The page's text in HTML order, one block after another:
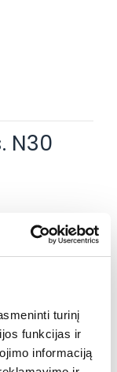
turinį
funkcijas ir
informaciją
N30